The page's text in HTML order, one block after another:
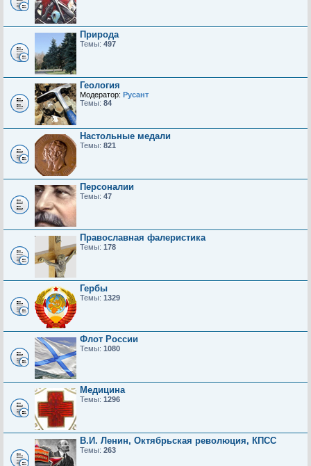
Природа
Темы: 497
Геология
Модератор: Русант
Темы: 84
Настольные медали
Темы: 821
Персоналии
Темы: 47
Православная фалеристика
Темы: 178
Гербы
Темы: 1329
Флот России
Темы: 1080
Медицина
Темы: 1296
В.И. Ленин, Октябрьская революция, КПСС
Темы: 263